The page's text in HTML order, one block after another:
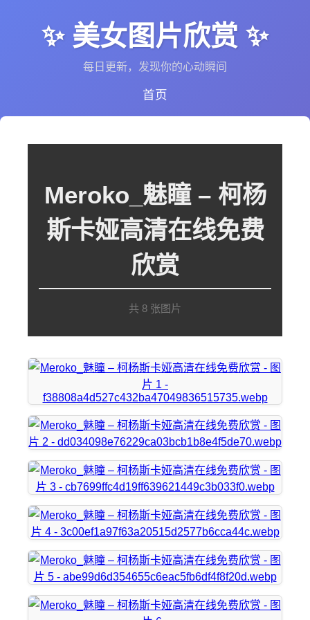
✨ 美女图片欣赏 ✨
每日更新，发现你的心动瞬间
首页
Meroko_魅瞳 – 柯杨
斯卡娅高清在线免费
欣赏
共 8 张图片